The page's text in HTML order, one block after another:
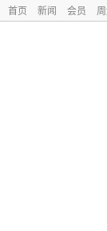
首页 新闻 会员